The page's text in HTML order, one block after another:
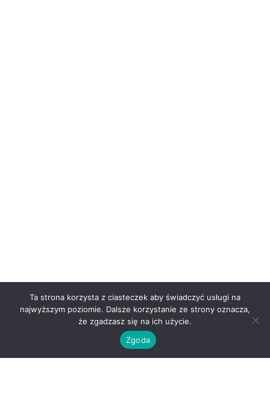
Ta strona korzysta z ciasteczek aby świadczyć usługi na
najwyższym poziomie. Dalsze korzystanie ze strony oznacza,
że zgadzasz się na ich użycie.
Zgoda